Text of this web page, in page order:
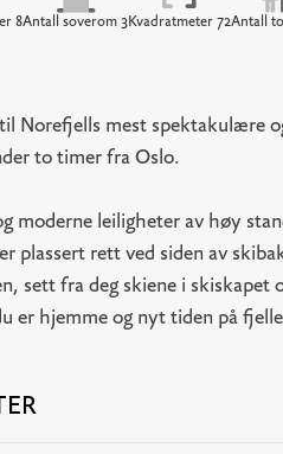
8Antall soverom 3Kvadratmeter 72Antall
Norefjells mest spektakulære
to timer fra Oslo.
moderne leiligheter av høy
plassert rett ved siden av
sett fra deg skiene i
er hjemme og nyt tiden på